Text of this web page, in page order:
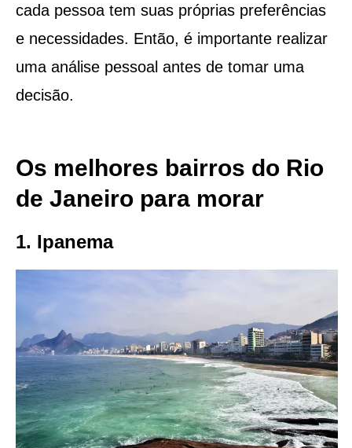
cada pessoa tem suas próprias preferências
e necessidades. Então, é importante realizar
uma análise pessoal antes de tomar uma
decisão.
Os melhores bairros do Rio
de Janeiro para morar
1. Ipanema